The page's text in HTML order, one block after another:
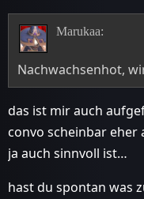
Marukaa:
Nachwachsenhot,
das ist mir auch
convo scheinbar eher
ja auch sinnvoll ist…
hast du spontan was